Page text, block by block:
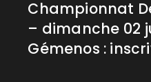
Championnat
– dimanche 02
Gémenos :